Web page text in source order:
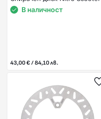
В наличност
43,00 € / 84,10 лв.